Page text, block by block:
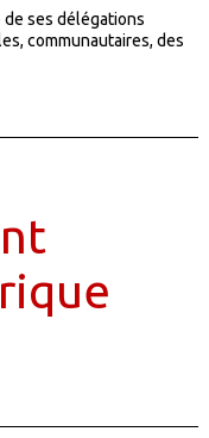
de ses délégations
communautaires, des